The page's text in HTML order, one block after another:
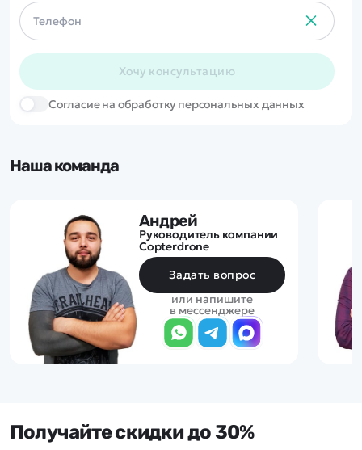
Хочу консультацию
Cогласие на обработку персональных данных
Наша команда
Андрей
Руководитель компании
Copterdrone
Задать вопрос
или напишите
в мессенджере
Получайте скидки до 30%